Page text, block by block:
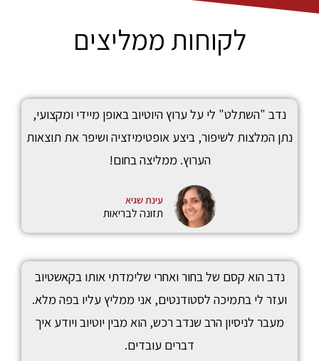
לקוחות ממליצים
נדב "השתלט" לי על ערוץ היוטיוב באופן מיידי ומקצועי,
נתן המלצות לשיפור, ביצע אופטימיזציה ושיפר את תוצאות
הערוץ. ממליצה בחום!
עינת שגיא
תזונה לבריאות
נדב הוא קסם של בחור ואחרי שלימדתי אותו בקאשטיוב
ועזר לי בתמיכה לסטודנטים, אני ממליץ עליו בפה מלא.
מעבר לניסיון הרב שנדב רכש, הוא מבין יוטיוב ויודע איך
דברים עובדים.